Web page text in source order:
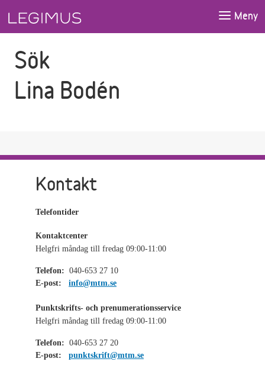
Meny
Sök
Lina Bodén
Kontakt
Telefontider
Kontaktcenter
Helgfri måndag till fredag 09:00-11:00
Telefon: 040-653 27 10
E-post:
info@mtm.se
Punktskrifts- och prenumerationsservice
Helgfri måndag till fredag 09:00-11:00
Telefon: 040-653 27 20
E-post:
punktskrift@mtm.se